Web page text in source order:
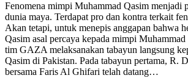
Fenomena mimpi Muhammad Qasim menjadi
dunia maya. Terdapat pro dan kontra terkait
Akan tetapi, untuk menepis anggapan bahwa
Qasim asal percaya kepada mimpi
tim GAZA melaksanakan tabayun langsung
Qasim di Pakistan. Pada tabayun pertama, R.
bersama Faris Al Ghifari telah datang…